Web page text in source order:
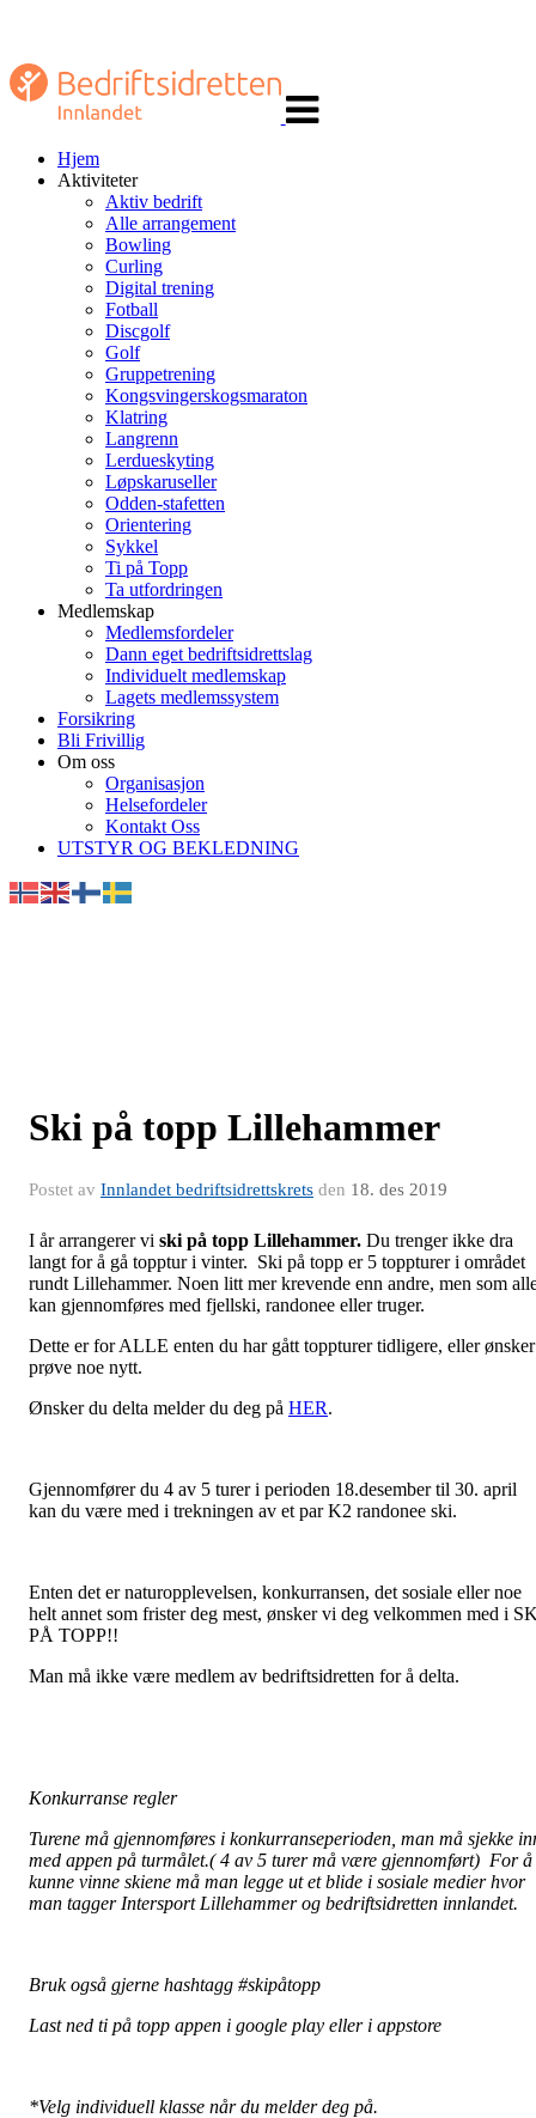
navigasjon
Hjem
Aktiviteter
Aktiv bedrift
Alle arrangement
Bowling
Curling
Digital trening
Fotball
Discgolf
Golf
Gruppetrening
Kongsvingerskogsmaraton
Klatring
Langrenn
Lerdueskyting
Løpskaruseller
Odden-stafetten
Orientering
Sykkel
Ti på Topp
Ta utfordringen
Medlemskap
Medlemsfordeler
Dann eget bedriftsidrettslag
Individuelt medlemskap
Lagets medlemssystem
Forsikring
Bli Frivillig
Om oss
Organisasjon
Helsefordeler
Kontakt Oss
UTSTYR OG BEKLEDNING
Ski på topp Lillehammer
Postet av Innlandet bedriftsidrettskrets den 18. des 2019
I år arrangerer vi ski på topp Lillehammer. Du trenger ikke dra
langt for å gå topptur i vinter. Ski på topp er 5 toppturer i området
rundt Lillehammer. Noen litt mer krevende enn andre, men som
kan gjennomføres med fjellski, randonee eller truger.
Dette er for ALLE enten du har gått toppturer tidligere, eller ønsker
prøve noe nytt.
Ønsker du delta melder du deg på HER.
Gjennomfører du 4 av 5 turer i perioden 18.desember til 30. april
kan du være med i trekningen av et par K2 randonee ski.
Enten det er naturopplevelsen, konkurransen, det sosiale eller noe
helt annet som frister deg mest, ønsker vi deg velkommen med i
PÅ TOPP!!
Man må ikke være medlem av bedriftsidretten for å delta.
Konkurranse regler
Turene må gjennomføres i konkurranseperioden, man må sjekke
med appen på turmålet.( 4 av 5 turer må være gjennomført) For å
kunne vinne skiene må man legge ut et blide i sosiale medier hvor
man tagger Intersport Lillehammer og bedriftsidretten innlandet.
Bruk også gjerne hashtagg #skipåtopp
Last ned ti på topp appen i google play eller i appstore
*Velg individuell klasse når du melder deg på.